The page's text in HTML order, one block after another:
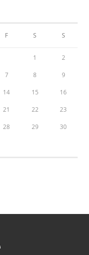
F S S
1 2
7 8 9
14 15 16
21 22 23
28 29 30